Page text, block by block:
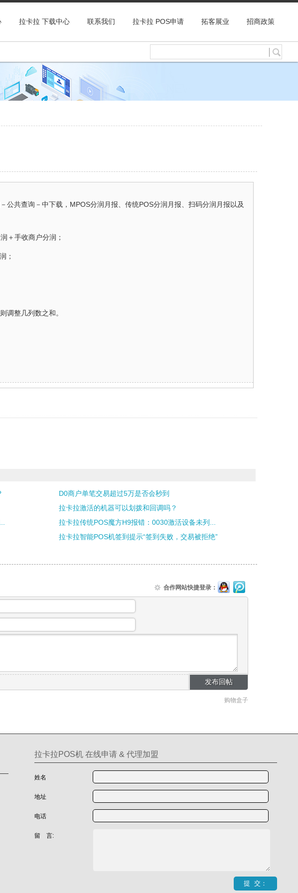
拉卡拉 下载中心 联系我们 拉卡拉 POS申请 拓客展业 招商政策
公共查询－中下载，MPOS分润月报、传统POS分润月报、扫码分润月报以及
＋手收商户分润；
；
调整几列数之和。
D0商户单笔交易超过5万是否会秒到
拉卡拉激活的机器可以划拨和回调吗？
拉卡拉传统POS魔方H9报错：0030激活设备未列...
拉卡拉智能POS机签到提示“签到失败，交易被拒绝”
合作网站快捷登录：
购物盒子
拉卡拉POS机 在线申请 & 代理加盟
姓名
地址
电话
留 言: